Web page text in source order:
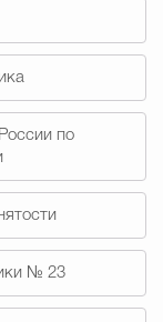
Городского
по
№ 23